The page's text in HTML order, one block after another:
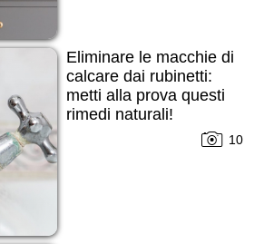
Eliminare le macchie di
calcare dai rubinetti:
metti alla prova questi
rimedi naturali!
10